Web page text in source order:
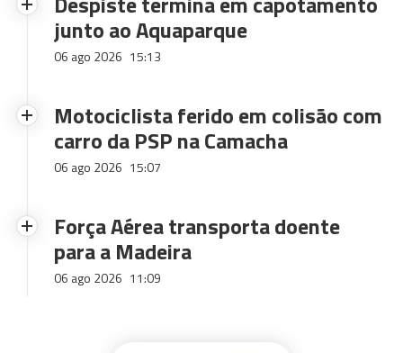
junto ao Aquaparque
06 ago 2026 15:13
Motociclista ferido em colisão com
carro da PSP na Camacha
06 ago 2026 15:07
Força Aérea transporta doente
para a Madeira
06 ago 2026 11:09